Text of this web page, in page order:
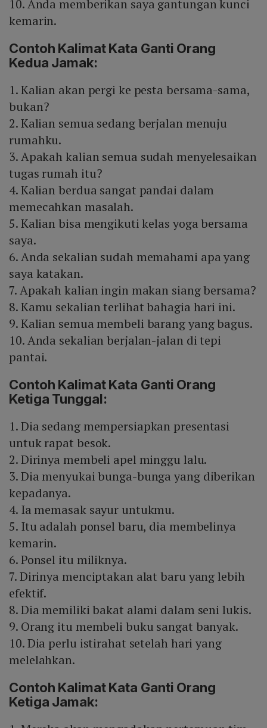
10. Anda memberikan saya gantungan kunci
kemarin.
Contoh Kalimat Kata Ganti Orang
Kedua Jamak:
1. Kalian akan pergi ke pesta bersama-sama,
bukan?
2. Kalian semua sedang berjalan menuju
rumahku.
3. Apakah kalian semua sudah menyelesaikan
tugas rumah itu?
4. Kalian berdua sangat pandai dalam
memecahkan masalah.
5. Kalian bisa mengikuti kelas yoga bersama
saya.
6. Anda sekalian sudah memahami apa yang
saya katakan.
7. Apakah kalian ingin makan siang bersama?
8. Kamu sekalian terlihat bahagia hari ini.
9. Kalian semua membeli barang yang bagus.
10. Anda sekalian berjalan-jalan di tepi
pantai.
Contoh Kalimat Kata Ganti Orang
Ketiga Tunggal:
1. Dia sedang mempersiapkan presentasi
untuk rapat besok.
2. Dirinya membeli apel minggu lalu.
3. Dia menyukai bunga-bunga yang diberikan
kepadanya.
4. Ia memasak sayur untukmu.
5. Itu adalah ponsel baru, dia membelinya
kemarin.
6. Ponsel itu miliknya.
7. Dirinya menciptakan alat baru yang lebih
efektif.
8. Dia memiliki bakat alami dalam seni lukis.
9. Orang itu membeli buku sangat banyak.
10. Dia perlu istirahat setelah hari yang
melelahkan.
Contoh Kalimat Kata Ganti Orang
Ketiga Jamak: